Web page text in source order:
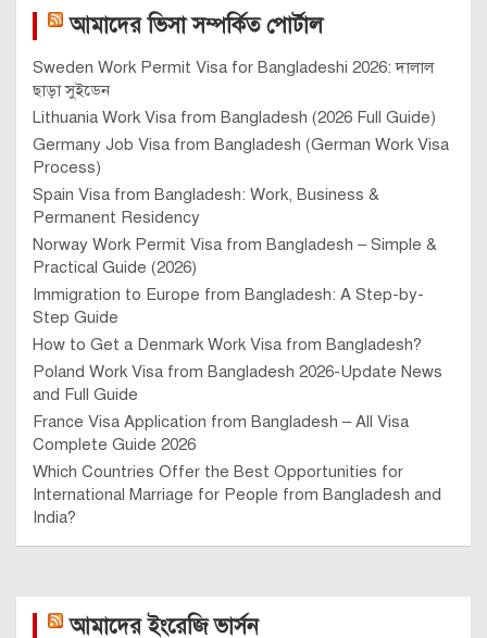
আমাদের ভিসা সম্পর্কিত পোর্টাল
Sweden Work Permit Visa for Bangladeshi 2026: দালাল
ছাড়া সুইডেন
Lithuania Work Visa from Bangladesh (2026 Full Guide)
Germany Job Visa from Bangladesh (German Work Visa
Process)
Spain Visa from Bangladesh: Work, Business &
Permanent Residency
Norway Work Permit Visa from Bangladesh – Simple &
Practical Guide (2026)
Immigration to Europe from Bangladesh: A Step-by-
Step Guide
How to Get a Denmark Work Visa from Bangladesh?
Poland Work Visa from Bangladesh 2026-Update News
and Full Guide
France Visa Application from Bangladesh – All Visa
Complete Guide 2026
Which Countries Offer the Best Opportunities for
International Marriage for People from Bangladesh and
India?
আমাদের ইংরেজি ভার্সন